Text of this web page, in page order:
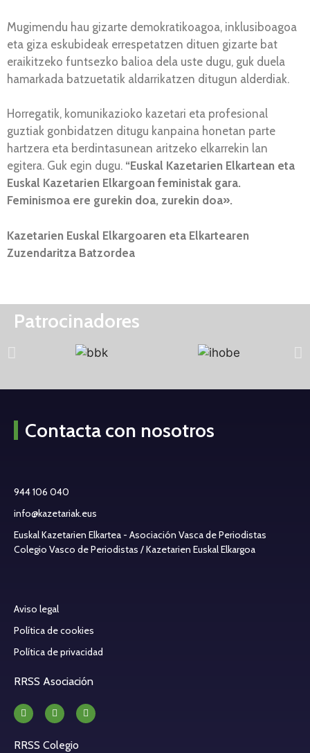
Mugimendu hau gizarte demokratikoagoa, inklusiboagoa
eta giza eskubideak errespetatzen dituen gizarte bat
eraikitzeko funtsezko balioa dela uste dugu, guk duela
hamarkada batzuetatik aldarrikatzen ditugun alderdiak.
Horregatik, komunikazioko kazetari eta profesional
guztiak gonbidatzen ditugu kanpaina honetan parte
hartzera eta berdintasunean aritzeko elkarrekin lan
egitera. Guk egin dugu. “Euskal Kazetarien Elkartean eta
Euskal Kazetarien Elkargoan feministak gara.
Feminismoa ere gurekin doa, zurekin doa».
Kazetarien Euskal Elkargoaren eta Elkartearen
Zuzendaritza Batzordea
Patrocinadores
Contacta con nosotros
944 106 040
info@kazetariak.eus
Euskal Kazetarien Elkartea - Asociación Vasca de Periodistas
Colegio Vasco de Periodistas / Kazetarien Euskal Elkargoa
Aviso legal
Política de cookies
Política de privacidad
RRSS Asociación
RRSS Colegio